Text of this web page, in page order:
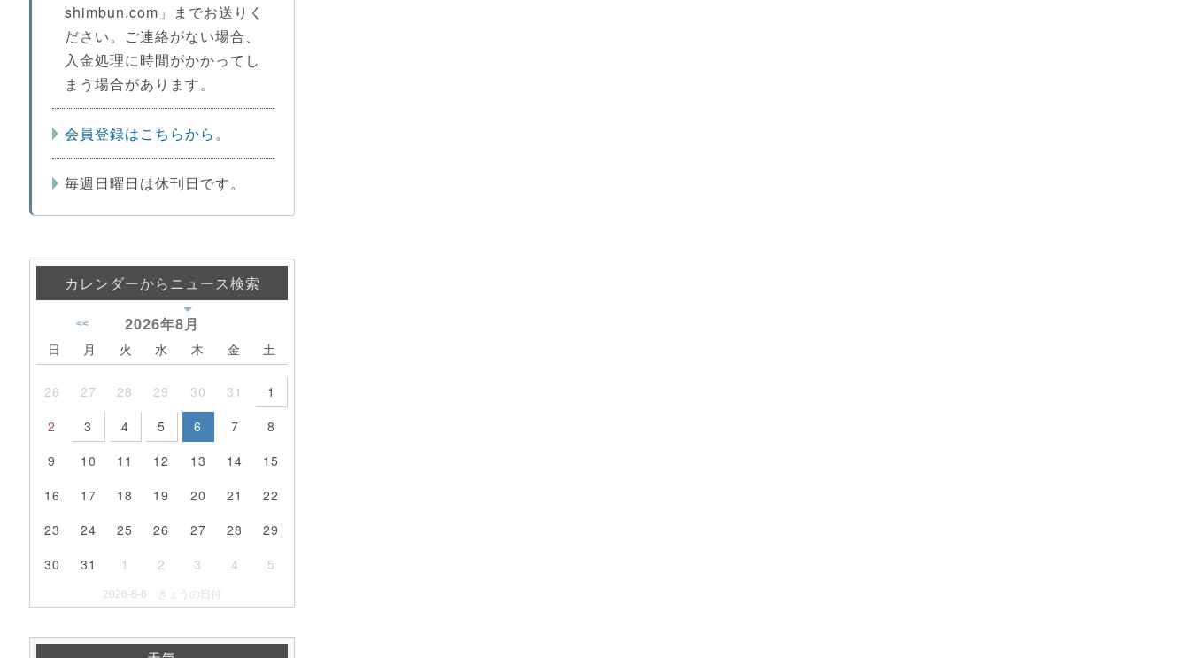
shimbun.com」までお送りく
ださい。ご連絡がない場合、
入金処理に時間がかかってし
まう場合があります。
会員登録はこちらから。
毎週日曜日は休刊日です。
カレンダーからニュース検索
2026年8月
<<
日 月 火 水 木 金 土
26 27 28 29 30 31
1
2
3 4 5 6 7
8
9
10 11 12 13 14
15
16
17 18 19 20 21
22
23
24 25 26 27 28
29
30
31 1 2 3 4 5
2026-8-6 きょうの日付